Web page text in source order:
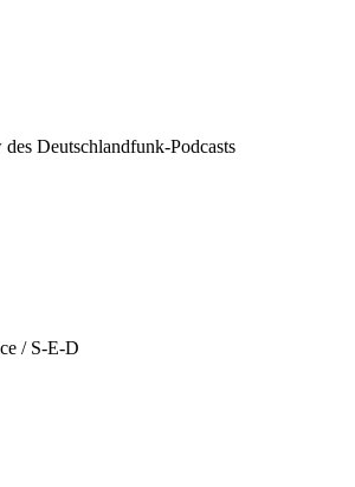
Deutschlandfunk-Podcasts
/ S-E-D